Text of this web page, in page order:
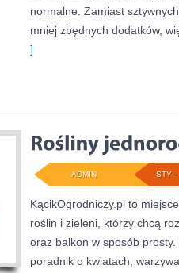
normalne. Zamiast
mniej zbędnych dodatków,
]
STY -
ADMIN
KącikOgrodniczy.pl to
roślin i zieleni, którzy chcą
oraz balkon w sposób prosty.
poradnik o kwiatach,